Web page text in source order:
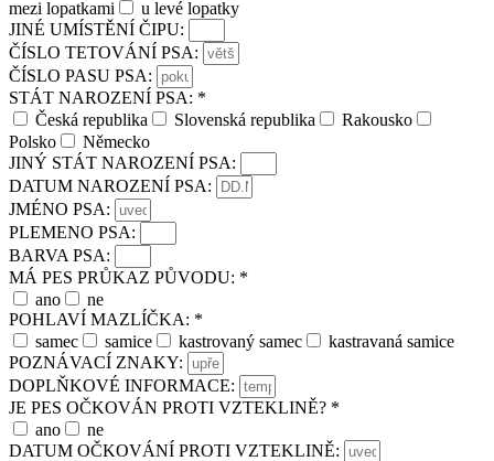
mezi lopatkami
u levé lopatky
JINÉ UMÍSTĚNÍ ČIPU:
ČÍSLO TETOVÁNÍ PSA:
ČÍSLO PASU PSA:
STÁT NAROZENÍ PSA: *
Česká republika
Slovenská republika
Rakousko
Polsko
Německo
JINÝ STÁT NAROZENÍ PSA:
DATUM NAROZENÍ PSA:
JMÉNO PSA:
PLEMENO PSA:
BARVA PSA:
MÁ PES PRŮKAZ PŮVODU: *
ano
ne
POHLAVÍ MAZLÍČKA: *
samec
samice kastrovaný samec
kastravaná samice
POZNÁVACÍ ZNAKY:
DOPLŇKOVÉ INFORMACE:
JE PES OČKOVÁN PROTI VZTEKLINĚ? *
ano
ne
DATUM OČKOVÁNÍ PROTI VZTEKLINĚ: